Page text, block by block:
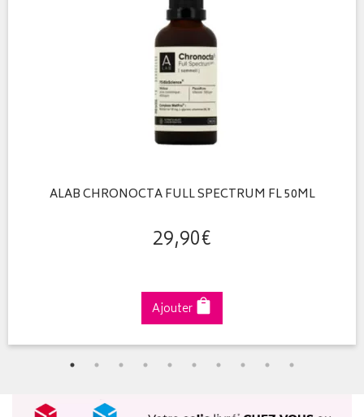
ALAB CHRONOCTA FULL SPECTRUM FL 50ML
29,90€
Ajouter